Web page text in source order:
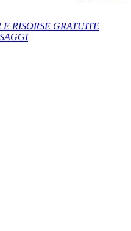
RISORSE GRATUITE